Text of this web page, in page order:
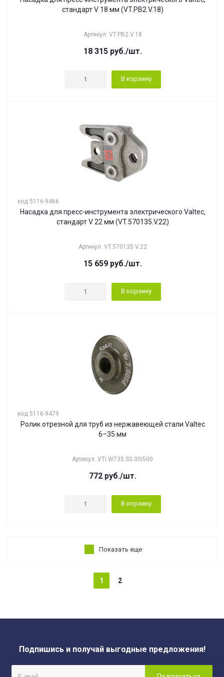
стандарт V 18 мм (VT.PB2.V.18)
Артикул: VT.PB2.V.18
18 315руб./шт.
В корзину
код 5116-9466
Насадка для пресс-инструмента электрического Valtec,
стандарт V 22 мм (VT.570135.V.22)
Артикул: VT.570135.V.22
15 659руб./шт.
В корзину
код 5116-9479
Ролик отрезной для труб из нержавеющей стали Valtec
6–35 мм
Артикул: VTi.W735.SS.00I500
772руб./шт.
В корзину
Показать еще
1 2
Подпишись и получай выгодные предложения!